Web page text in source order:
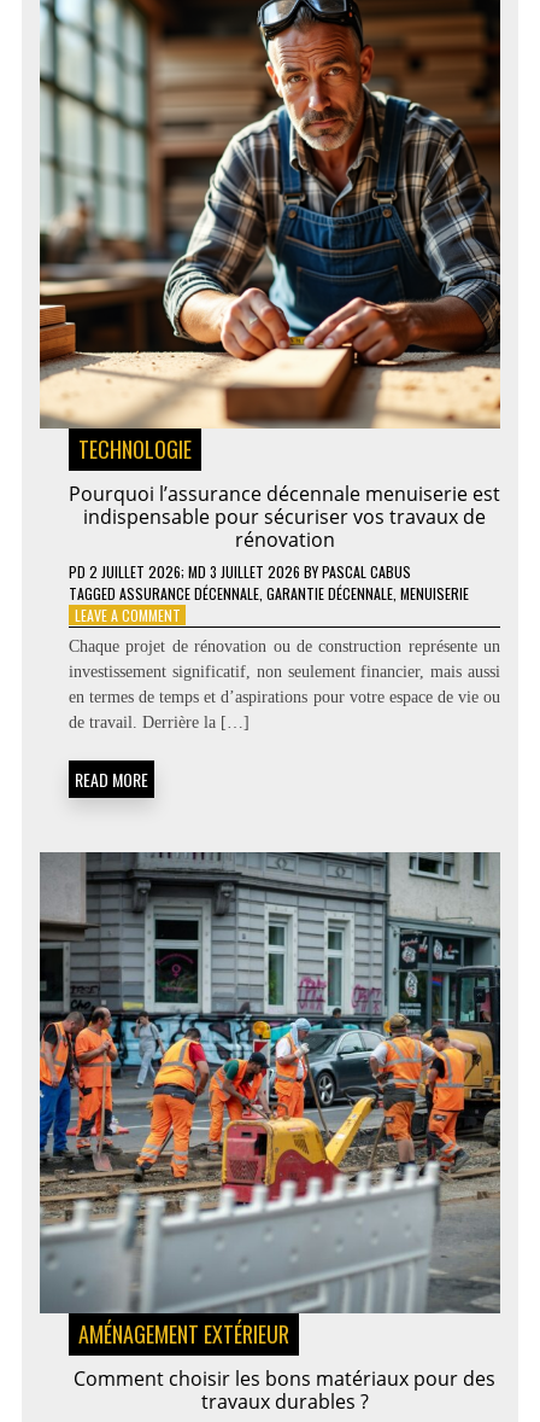
TECHNOLOGIE
Pourquoi l’assurance décennale menuiserie est
indispensable pour sécuriser vos travaux de
rénovation
PD 2 JUILLET 2026; MD 3 JUILLET 2026 BYPASCAL CABUS
TAGGED ASSURANCE DÉCENNALE, GARANTIE DÉCENNALE, MENUISERIE
LEAVE A COMMENTON
POURQUOI
L’ASSURANCE
DÉCENNALE
MENUISERIE
EST
DE
RÉNOVATION
Chaque projet de rénovation ou de construction représente un
investissement significatif, non seulement financier, mais aussi
en termes de temps et d’aspirations pour votre espace de vie ou
de travail. Derrière la […]
READ MORE
AMÉNAGEMENT EXTÉRIEUR
Comment choisir les bons matériaux pour des
travaux durables ?